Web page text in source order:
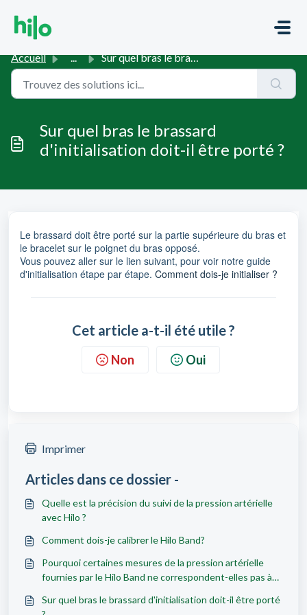
Accueil ... Sur quel bras le brassard d'initialisation doit-il êt...
Sur quel bras le brassard
d'initialisation doit-il être porté ?
Le brassard doit être porté sur la partie supérieure du bras et
le bracelet sur le poignet du bras opposé.
Vous pouvez aller sur le lien suivant, pour voir notre guide
d'initialisation étape par étape. Comment dois-je initialiser ?
Cet article a-t-il été utile ?
Non Oui
Imprimer
Articles dans ce dossier -
Quelle est la précision du suivi de la pression artérielle
avec Hilo ?
Comment dois-je calibrer le Hilo Band?
Pourquoi certaines mesures de la pression artérielle
fournies par le Hilo Band ne correspondent-elles pas à
Sur quel bras le brassard d'initialisation doit-il être porté